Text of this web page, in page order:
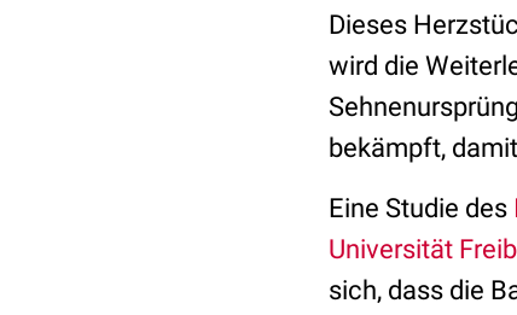
Dieses
wird die
bekämpft,
Eine Studie des
Universität
sich, dass die